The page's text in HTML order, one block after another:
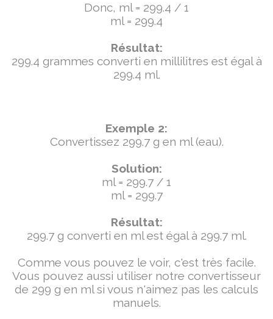
Donc, ml = 299.4 / 1
ml = 299.4
Résultat:
299.4 grammes converti en millilitres est égal à
299.4 ml.
Exemple 2:
Convertissez 299.7 g en ml (eau).
Solution:
ml = 299.7 / 1
ml = 299.7
Résultat:
299.7 g converti en ml est égal à 299.7 ml.
Comme vous pouvez le voir, c'est très facile.
Vous pouvez aussi utiliser notre convertisseur
de 299 g en ml si vous n'aimez pas les calculs
manuels.